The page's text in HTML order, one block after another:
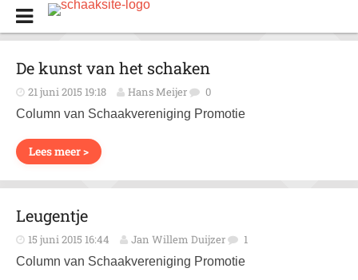
De kunst van het schaken
21 juni 2015 19:18 Hans Meijer 0
Column van Schaakvereniging Promotie
Lees meer >
Leugentje
15 juni 2015 16:44 Jan Willem Duijzer 1
Column van Schaakvereniging Promotie